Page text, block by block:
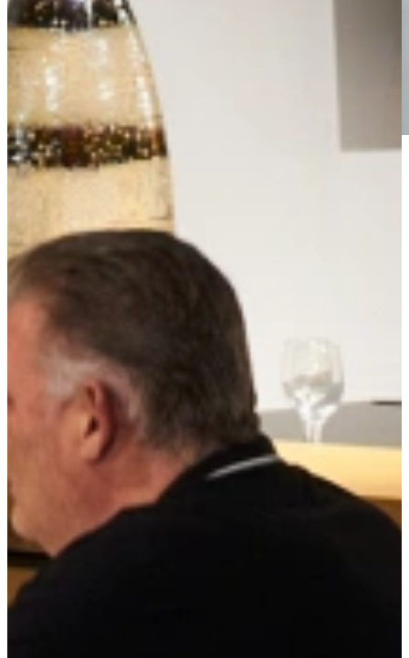
Mooie Tri Ply Kookpan van 16 cm. Tri-Ply pannen zijn gemaakt
voor de liefhebber, Tri-Ply pannen, de naam zegt het al, bestaan uit
drie lagen metalen welke hierdoor de warmte van de kookplaat
Bovenzijde 17,5 cm., Kookdiameter 15 cm., Hoogte 8,5 cm.
(zonder de deksel gemeten)
De Tri-Ply pannen geleiden dermate goed dat de pan gelijkmatig
warm wordt, en niet alleen de bodem, juist ook de zijkanten van de
Tri-Ply pan. Hierdoor hoeft u veel minder te roeren en koekt het veel
Extra gegevens over Tri-Ply pannen:
* Tri-Ply pannen hebben
drie lagen, buiten en binnenzijde hoogwaardig 18/10 roestvrijstaal,
en daartussenin supergeleidend alluminium. * Tri-Ply pannen
hebben een unieke warmteverdeling, besparen hierdoor kooktijd en
energie, en bakt hierdoor veel minder snel aan. * Tri-Ply pannen
roesten niet, ook niet in de vaatwasser! De pannen en deksels
druipen prima af in de vaatwasser. * Tri-Ply pannen bodems blijven
mooi vlak ook na tientallen jaren gebruik. * Tri-Ply pannen zijn
ontwikkeld voor proffessionele koks en kokkinnen! * Tri-Ply
pannen hebben ergonomische en geisoleerde hadvaten en grepen. *
Tri-Ply pannen zijn vrijwel trillingsvrij bij het koken. * Tri-Ply
pannen hebben afgeronde binnenhoeken, eenvoudig met roeren. *
Tri-Ply pannen met schaal aanduiding aan de binnenzijde. * Tri-Ply
pannen hebben 10 jaar garantie op fabrieksfouten bij normaal
gebruik.